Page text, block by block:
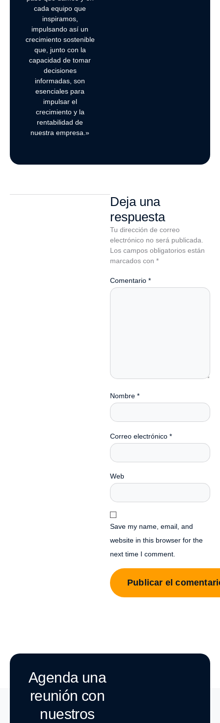
cada equipo que
inspiramos,
impulsando así un
crecimiento sostenible
que, junto con la
capacidad de tomar
decisiones
informadas, son
esenciales para
impulsar el
crecimiento y la
rentabilidad de
nuestra empresa.»
Deja una
respuesta
Tu dirección de correo
electrónico no será publicada.
Los campos obligatorios están
marcados con *
Comentario *
Nombre *
Correo electrónico *
Web
Save my name, email, and
website in this browser for the
next time I comment.
Agenda una
reunión con
nuestros